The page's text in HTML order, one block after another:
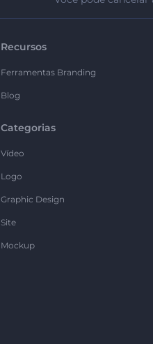
Recursos
Ferramentas Branding
Blog
Categorias
Vídeo
Logo
Graphic Design
Site
Mockup